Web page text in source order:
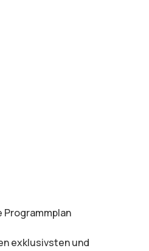
Programmplan
exklusivsten und